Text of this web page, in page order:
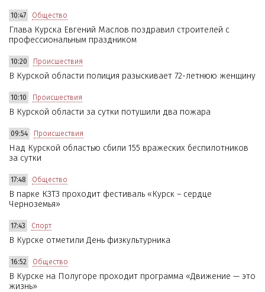
10:47 Общество
Глава Курска Евгений Маслов поздравил строителей с
профессиональным праздником
10:20 Происшествия
В Курской области полиция разыскивает 72-летнюю женщину
10:10 Происшествия
В Курской области за сутки потушили два пожара
09:54 Происшествия
Над Курской областью сбили 155 вражеских беспилотников
за сутки
17:48 Общество
В парке КЗТЗ проходит фестиваль «Курск – сердце
Черноземья»
17:43 Спорт
В Курске отметили День физкультурника
16:52 Общество
В Курске на Полугоре проходит программа «Движение — это
жизнь»